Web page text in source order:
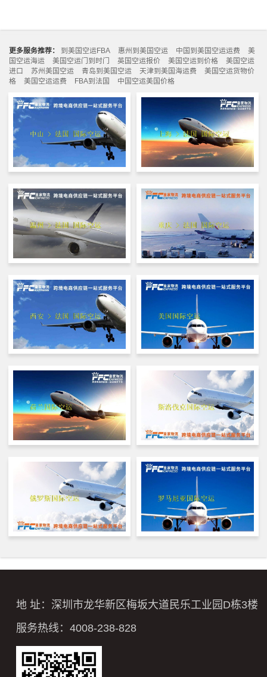
更多服务推荐： 到美国空运FBA 惠州到美国空运 中国到美国空运运费
美
国空运海运
美国空运门到时门 英国空运报价 美国空运到价格
美国空运
进口
苏州美国空运 青岛到美国空运 天津到美国海运费
美国空运货物价
格
美国空运运费 FBA到法国 中国空运美国价格
地 址：深圳市龙华新区梅坂大道民乐工业园D栋3楼
服务热线：4008-238-828